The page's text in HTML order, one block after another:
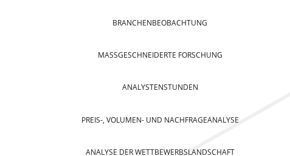
BRANCHENBEOBACHTUNG
MASSGESCHNEIDERTE FORSCHUNG
ANALYSTENSTUNDEN
PREIS-, VOLUMEN- UND NACHFRAGEANALYSE
ANALYSE DER WETTBEWERBSLANDSCHAFT